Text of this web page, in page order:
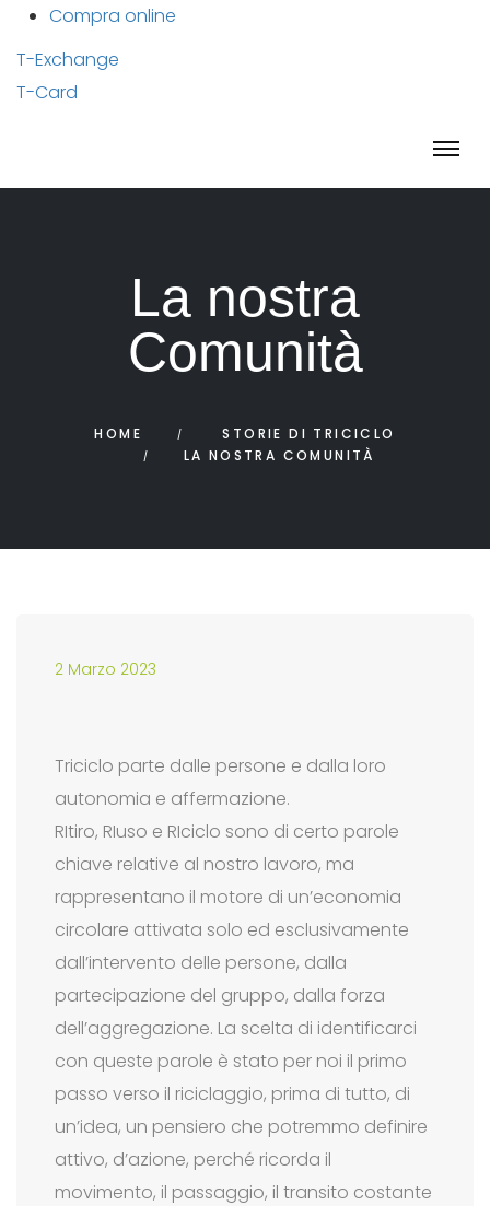
Compra online
T-Exchange
T-Card
La nostra
Comunità
HOME
STORIE DI TRICICLO
LA NOSTRA COMUNITÀ
2 Marzo 2023
Triciclo parte dalle persone e dalla loro
autonomia e affermazione.
RItiro, RIuso e RIciclo sono di certo parole
chiave relative al nostro lavoro, ma
rappresentano il motore di un’economia
circolare attivata solo ed esclusivamente
dall’intervento delle persone, dalla
partecipazione del gruppo, dalla forza
dell’aggregazione. La scelta di identificarci
con queste parole è stato per noi il primo
passo verso il riciclaggio, prima di tutto, di
un’idea, un pensiero che potremmo definire
attivo, d’azione, perché ricorda il
movimento, il passaggio, il transito costante